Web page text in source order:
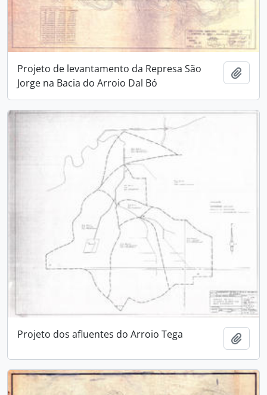
Projeto de levantamento da Represa São
Jorge na Bacia do Arroio Dal Bó
Projeto dos afluentes do Arroio Tega